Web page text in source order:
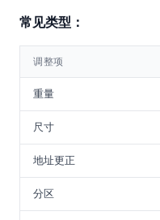
常见类型：
调整项
重量
尺寸
地址更正
分区